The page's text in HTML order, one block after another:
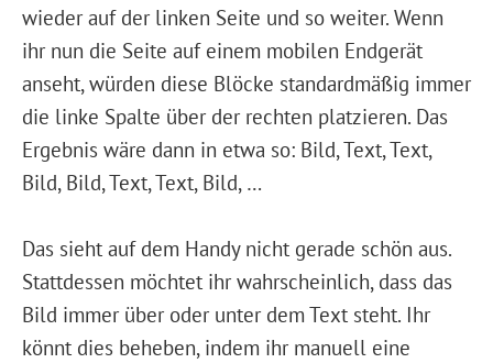
wieder auf der linken Seite und so weiter. Wenn
ihr nun die Seite auf einem mobilen Endgerät
anseht, würden diese Blöcke standardmäßig immer
die linke Spalte über der rechten platzieren. Das
Ergebnis wäre dann in etwa so: Bild, Text, Text,
Bild, Bild, Text, Text, Bild, …
Das sieht auf dem Handy nicht gerade schön aus.
Stattdessen möchtet ihr wahrscheinlich, dass das
Bild immer über oder unter dem Text steht. Ihr
könnt dies beheben, indem ihr manuell eine